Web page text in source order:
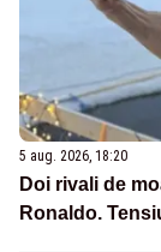
5 aug. 2026, 18:20
Doi rivali de
Ronaldo.